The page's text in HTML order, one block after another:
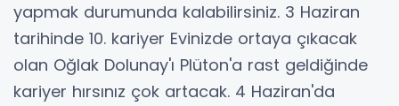
yapmak durumunda kalabilirsiniz. 3 Haziran
tarihinde 10. kariyer Evinizde ortaya çıkacak
olan Oğlak Dolunay'ı Plüton'a rast geldiğinde
kariyer hırsınız çok artacak. 4 Haziran'da